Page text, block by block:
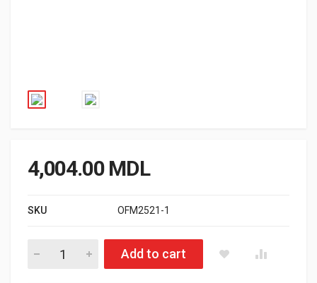
4,004.00 MDL
SKU OFM2521-1
Cantitate Cst mud king 31×10.5-17 114K CL-98
Add to cart